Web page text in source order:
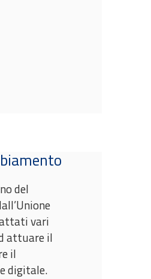
del
vari
attuare il
il
digitale.